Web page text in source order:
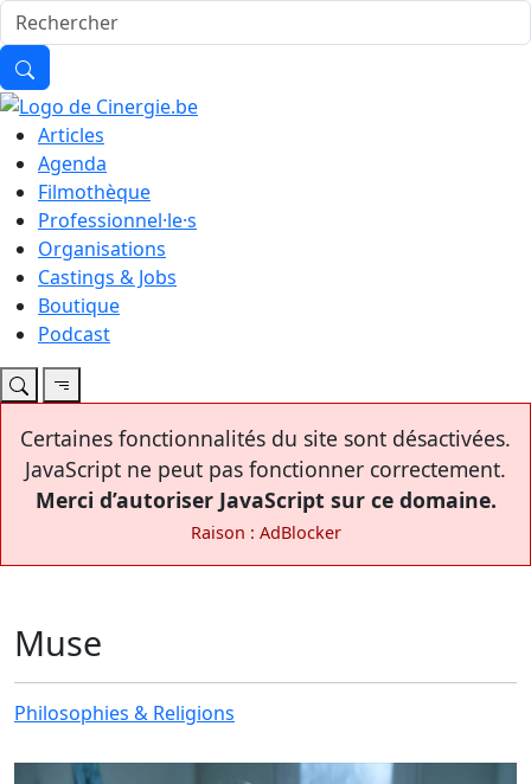
Articles
Agenda
Filmothèque
Professionnel·le·s
Organisations
Castings & Jobs
Boutique
Podcast
Certaines fonctionnalités du site sont désactivées.
JavaScript ne peut pas fonctionner correctement.
Merci d’autoriser JavaScript sur ce domaine.
Raison : AdBlocker
Muse
Philosophies & Religions